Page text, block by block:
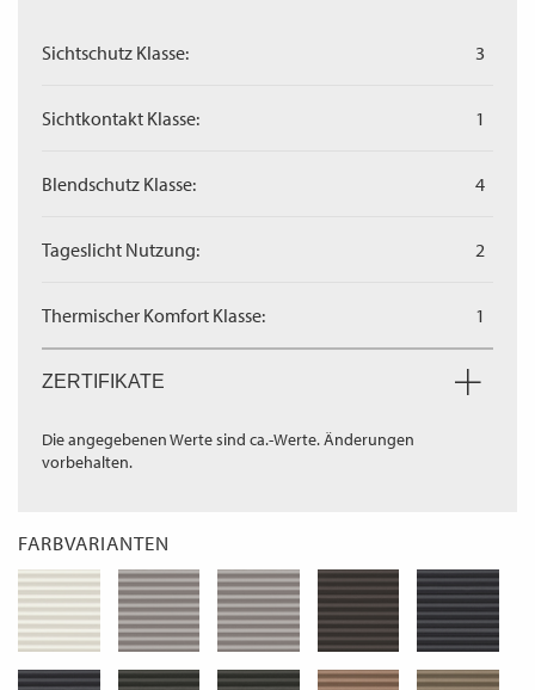
Sichtschutz Klasse: 3
Sichtkontakt Klasse: 1
Blendschutz Klasse: 4
Tageslicht Nutzung: 2
Thermischer Komfort Klasse: 1
ZERTIFIKATE
Die angegebenen Werte sind ca.-Werte. Änderungen
vorbehalten.
FARBVARIANTEN